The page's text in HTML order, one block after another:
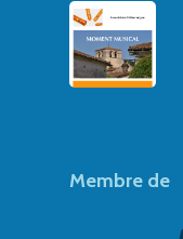
Membre de